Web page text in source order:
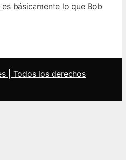
básicamente lo que Bob
| Todos los derechos